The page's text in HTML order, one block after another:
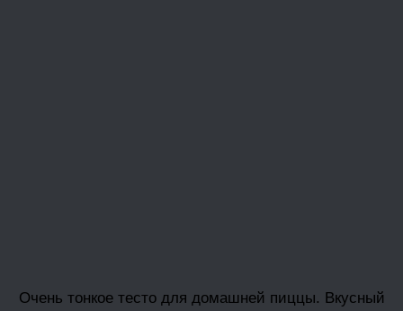
Очень тонкое тесто для домашней пиццы. Вкусный